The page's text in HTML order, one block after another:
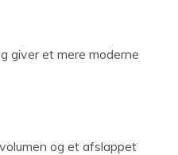
giver et mere moderne
og et afslappet